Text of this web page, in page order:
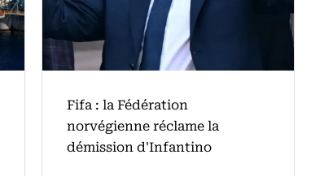
Fifa : la Fédération
norvégienne réclame la
démission d'Infantino